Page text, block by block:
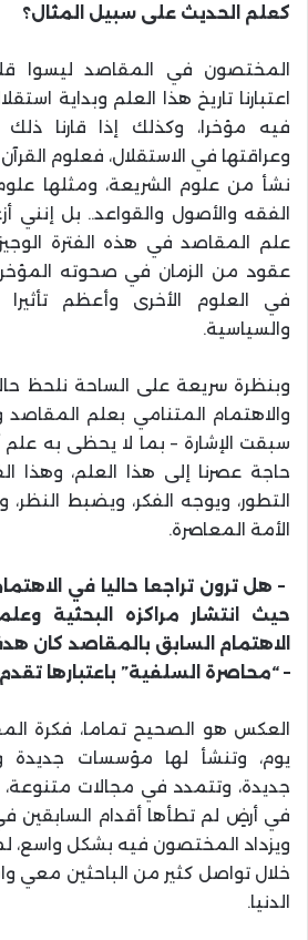
كعلم الحديث على سبيل المثال؟
المختصون في المقاصد ليسوا
اعتبارنا تاريخ هذا العلم وبداية
فيه مؤخرا، وكذلك إذا قارنا ذلك
وعراقتها في الاستقلال، فعلوم
نشأ من علوم الشريعة، ومثلها
الفقه والأصول والقواعد.. بل
علم المقاصد في هذه الفترة
عقود من الزمان في صحوته
في العلوم الأخرى وأعظم
والسياسية.
وبنظرة سريعة على الساحة نلحظ
والاهتمام المتنامي بعلم
سبقت الإشارة – بما لا يحظى به
حاجة عصرنا إلى هذا العلم، وهذا
التطور، ويوجه الفكر، ويضبط
الأمة المعاصرة.
–هل ترون تراجعا حاليا في
حيث انتشار مراكزه البحثية
الاهتمام السابق بالمقاصد كان
– “محاصرة السلفية” باعتبارها
العكس هو الصحيح تماما، فكرة
يوم، وتنشأ لها مؤسسات جديدة
جديدة، وتتمدد في مجالات متنوعة،
في أرضٍ لم تطأها أقدام السابقين
ويزداد المختصون فيه بشكل
خلال تواصل كثير من الباحثين معي
الدنيا.